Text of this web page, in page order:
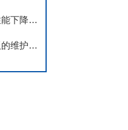
加工中心防护罩防护性能下降问题的深度排查
简述机床导轨伸缩护板的维护保养要点